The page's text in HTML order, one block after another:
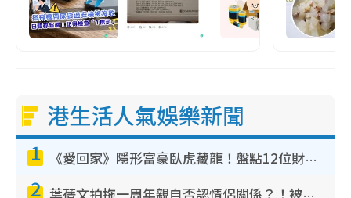
港生活人氣娛樂新聞
1 《愛回家》隱形富豪臥虎藏龍！盤點12位財氣逼人的有錢藝人：呢位靚女3億身家唔憂做
2